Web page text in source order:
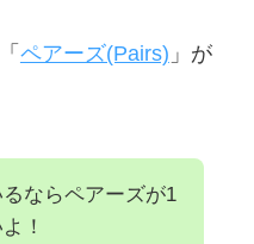
ペアーズ(Pairs) 」が
ならペアーズが1
！